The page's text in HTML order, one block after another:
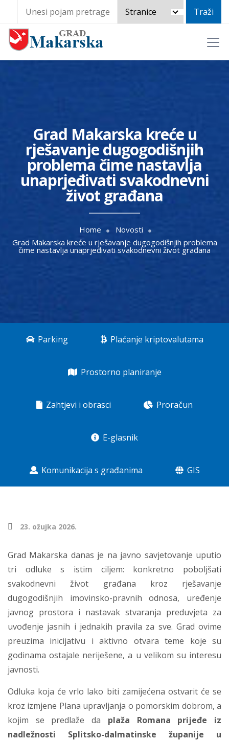
Grad Makarska kreće u
rješavanje dugogodišnjih
problema čime nastavlja
unaprjeđivati svakodnevni
život građana
Home
Novosti
Grad Makarska kreće u rješavanje dugogodišnjih problema
čime nastavlja unaprjeđivati svakodnevni život građana
Parking Plaćanje kriptovalutama
Prostorno planiranje
Zahtjevi i obrasci Proračun
E-glasnik
Komunikacija s građanima GIS
23. ožujka 2026.
Grad Makarska danas je na javno savjetovanje uputio
tri odluke s istim ciljem: konkretno poboljšati
svakodnevni život građana kroz rješavanje
dugogodišnjih imovinsko-pravnih odnosa, uređenje
javnog prostora i nastavak stvaranja preduvjeta za
uvođenje jasnih i jednakih pravila za sve. Grad ovime
preuzima inicijativu i aktivno otvara teme koje su
godinama ostajale neriješene, a u velikom su interesu
javnosti.
Odluka koja će vrlo lako biti zamijećena ostvarit će se
kroz izmjene Plana upravljanja o pomorskim dobrom, a
kojim se predlaže da plaža Romana prijeđe iz
nadležnosti Splitsko-dalmatinske županije u